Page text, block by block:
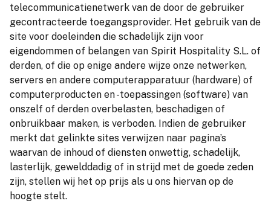
telecommunicatienetwerk van de door de gebruiker
gecontracteerde toegangsprovider. Het gebruik van de
site voor doeleinden die schadelijk zijn voor
eigendommen of belangen van Spirit Hospitality S.L. of
derden, of die op enige andere wijze onze netwerken,
servers en andere computerapparatuur (hardware) of
computerproducten en -toepassingen (software) van
onszelf of derden overbelasten, beschadigen of
onbruikbaar maken, is verboden. Indien de gebruiker
merkt dat gelinkte sites verwijzen naar pagina’s
waarvan de inhoud of diensten onwettig, schadelijk,
lasterlijk, gewelddadig of in strijd met de goede zeden
zijn, stellen wij het op prijs als u ons hiervan op de
hoogte stelt.